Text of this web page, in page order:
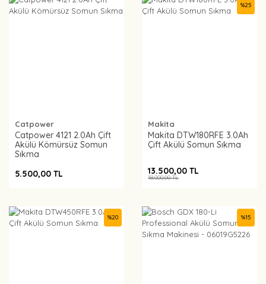
Catpower
Catpower 4121 2.0Ah Çift
Akülü Kömürsüz Somun
Sıkma
5.500,00 TL
Makita
Makita DTW180RFE 3.0Ah
Çift Akülü Somun Sıkma
%25
13.500,00 TL
18.000,00 TL
%20 %15